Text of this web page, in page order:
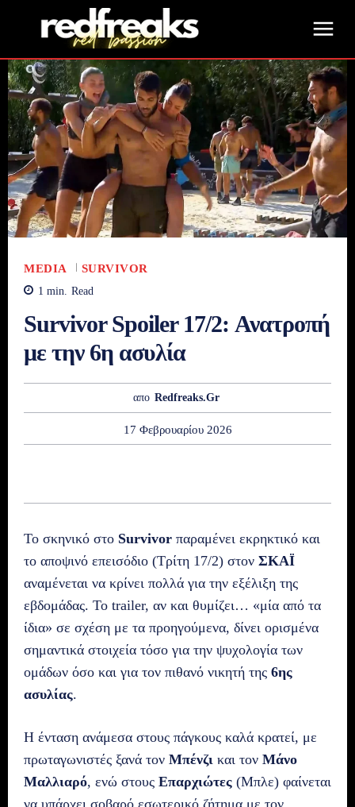
MEDIA SURVIVOR
1 min. Read
Survivor Spoiler 17/2: Ανατροπή
με την 6η ασυλία
απο Redfreaks.gr
17 Φεβρουαρίου 2026
Το σκηνικό στο Survivor παραμένει εκρηκτικό και
το αποψινό επεισόδιο (Τρίτη 17/2) στον ΣΚΑΪ
αναμένεται να κρίνει πολλά για την εξέλιξη της
εβδομάδας. Το trailer, αν και θυμίζει… «μία από τα
ίδια» σε σχέση με τα προηγούμενα, δίνει ορισμένα
σημαντικά στοιχεία τόσο για την ψυχολογία των
ομάδων όσο και για τον πιθανό νικητή της 6ης
ασυλίας.
Η ένταση ανάμεσα στους πάγκους καλά κρατεί, με
πρωταγωνιστές ξανά τον Μπένζι και τον Μάνο
Μαλλιαρό, ενώ στους Επαρχιώτες (Μπλε) φαίνεται